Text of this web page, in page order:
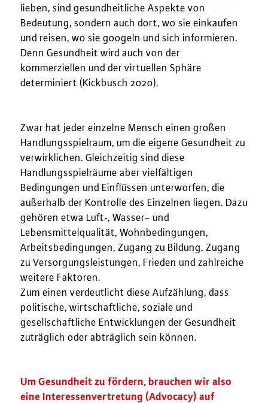
lieben, sind gesundheitliche Aspekte von
Bedeutung, sondern auch dort, wo sie einkaufen
und reisen, wo sie googeln und sich informieren.
Denn Gesundheit wird auch von der
kommerziellen und der virtuellen Sphäre
determiniert (Kickbusch 2020).
Zwar hat jeder einzelne Mensch einen großen
Handlungsspielraum, um die eigene Gesundheit zu
verwirklichen. Gleichzeitig sind diese
Handlungsspielräume aber vielfältigen
Bedingungen und Einflüssen unterworfen, die
außerhalb der Kontrolle des Einzelnen liegen. Dazu
gehören etwa Luft‑, Wasser- und
Lebensmittelqualität, Wohnbedingungen,
Arbeitsbedingungen, Zugang zu Bildung, Zugang
zu Versorgungsleistungen, Frieden und zahlreiche
weitere Faktoren.
Zum einen verdeutlicht diese Aufzählung, dass
politische, wirtschaftliche, soziale und
gesellschaftliche Entwicklungen der Gesundheit
zuträglich oder abträglich sein können.
Um Gesundheit zu fördern, brauchen wir also
eine Interessenvertretung (Advocacy) auf